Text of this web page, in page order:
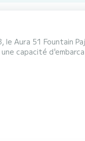
Aura 51 Fountain